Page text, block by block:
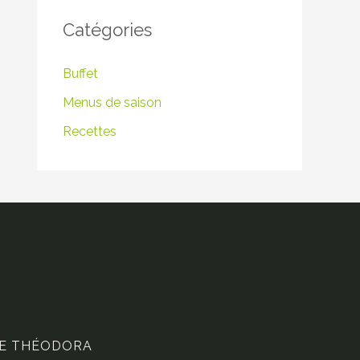
Catégories
Buffet
Menus de saison
Recettes
THÉODORA